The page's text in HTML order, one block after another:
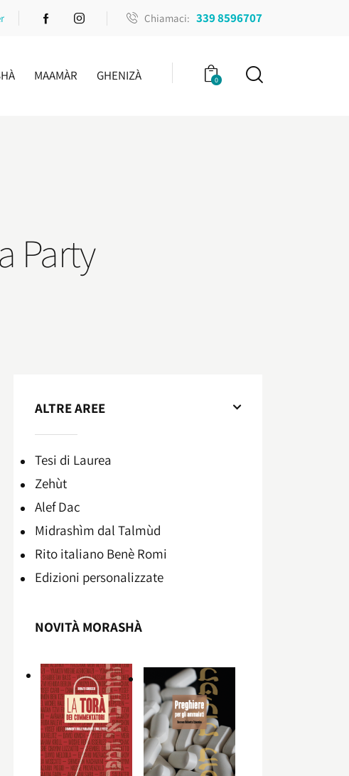
Chiamaci: 339 8596707
MAAMÀR GHENIZÀ 0
Party
ALTRE AREE
Tesi di Laurea
Zehùt
Alef Dac
Midrashìm dal Talmùd
Rito italiano Benè Romi​
Edizioni personalizzate
NOVITÀ MORASHÀ